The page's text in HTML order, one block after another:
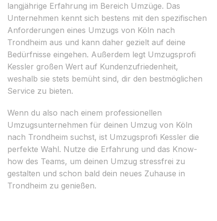
langjährige Erfahrung im Bereich Umzüge. Das
Unternehmen kennt sich bestens mit den spezifischen
Anforderungen eines Umzugs von Köln nach
Trondheim aus und kann daher gezielt auf deine
Bedürfnisse eingehen. Außerdem legt Umzugsprofi
Kessler großen Wert auf Kundenzufriedenheit,
weshalb sie stets bemüht sind, dir den bestmöglichen
Service zu bieten.
Wenn du also nach einem professionellen
Umzugsunternehmen für deinen Umzug von Köln
nach Trondheim suchst, ist Umzugsprofi Kessler die
perfekte Wahl. Nutze die Erfahrung und das Know-
how des Teams, um deinen Umzug stressfrei zu
gestalten und schon bald dein neues Zuhause in
Trondheim zu genießen.